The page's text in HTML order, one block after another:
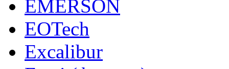
EMERSON
EOTech
Excalibur